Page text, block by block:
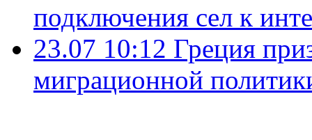
подключения сел к
23.07 10:12 Греция
миграционной